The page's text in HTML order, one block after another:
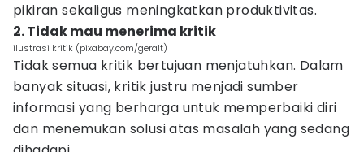
pikiran sekaligus meningkatkan produktivitas.
2. Tidak mau menerima kritik
ilustrasi kritik (pixabay.com/geralt)
Tidak semua kritik bertujuan menjatuhkan. Dalam
banyak situasi, kritik justru menjadi sumber
informasi yang berharga untuk memperbaiki diri
dan menemukan solusi atas masalah yang sedang